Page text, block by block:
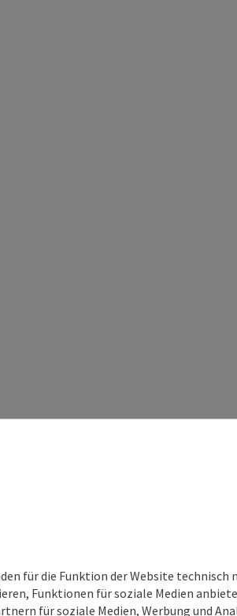
für die Funktion der Website
Funktionen für soziale Medien
für soziale Medien, Werbung und